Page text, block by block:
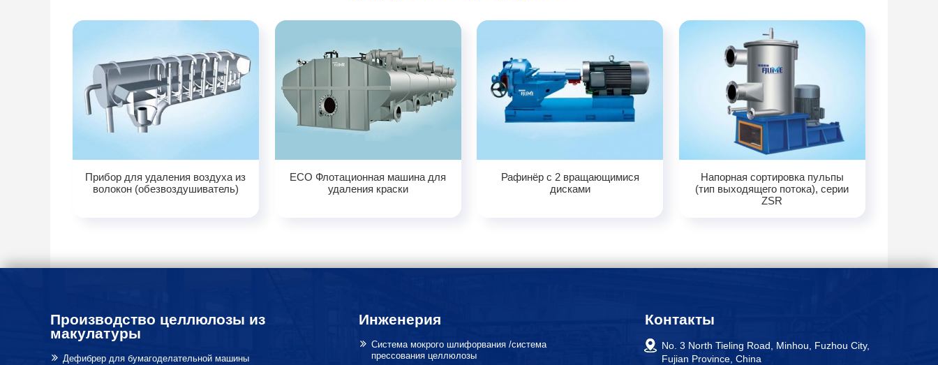
Прибор для удаления воздуха из
волокон (обезвоздушиватель)
ECO Флотационная машина для
удаления краски
Рафинёр с 2 вращающимися
дисками
Напорная сортировка пульпы
(тип выходящего потока), серии
ZSR
Производство целлюлозы из
макулатуры
Дефибрер для бумагоделательной машины
Инженерия
Система мокрого шлифорвания /система
прессования целлюлозы
Контакты
No. 3 North Tieling Road, Minhou, Fuzhou City,
Fujian Province, China